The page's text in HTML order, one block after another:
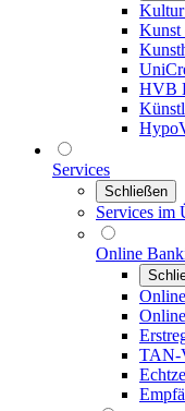
HVB
Services
Schließen
Services im
Online
TAN-